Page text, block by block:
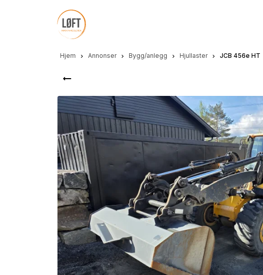
Hjem Annonser Bygg/anlegg Hjullaster JCB 456e HT